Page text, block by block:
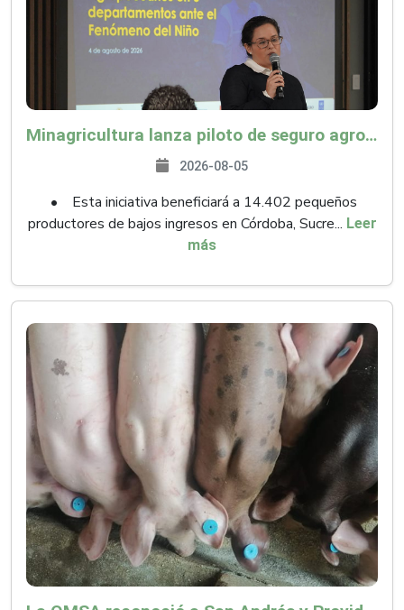
Minagricultura lanza piloto de seguro agropecuario por $9.625 millones para proteger a más de 14.000 pequeños productores contra riesgos del Fenómeno de El Niño
2026-08-05
• Esta iniciativa beneficiará a 14.402 pequeños
productores de bajos ingresos en Córdoba, Sucre... Leer
más